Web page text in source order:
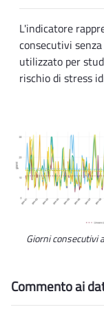
L'indicatore
consecutivi
utilizzato per
rischio di stress
Giorni consecutivi
Commento ai